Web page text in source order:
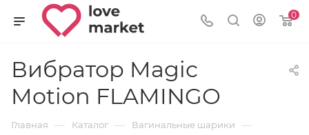
0
Вибратор Magic
Motion FLAMINGO
Главная — Каталог — Вагинальные шарики —